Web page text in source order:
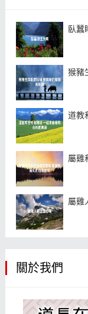
臥蠶
猴豬
道教
屬雞
屬雞
關於我們